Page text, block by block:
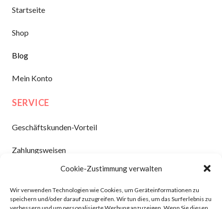
Cookie-Zustimmung verwalten
Wir verwenden Technologien wie Cookies, um Geräteinformationen zu
speichern und/oder darauf zuzugreifen. Wir tun dies, um das Surferlebnis zu
Startseite
Shop
Blog
Mein Konto
SERVICE
Geschäftskunden-Vorteil
Zahlungsweisen
Versand und Lieferung
Kontakt